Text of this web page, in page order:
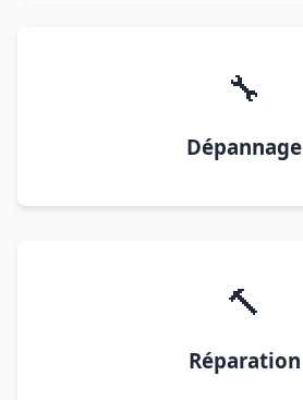
🔧
Dépannage
🔨
Réparation